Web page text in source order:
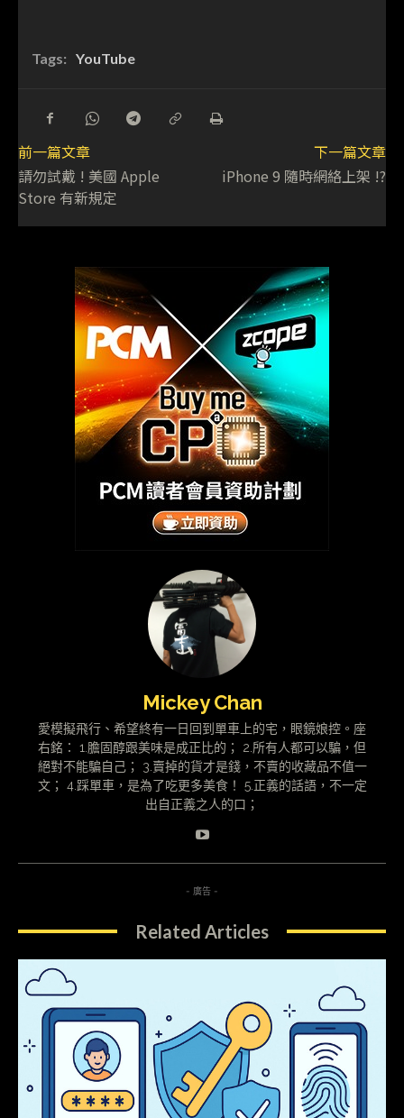
Tags: YouTube
前一篇文章
請勿試戴 ! 美國 Apple
Store 有新規定
下一篇文章
iPhone 9 隨時網絡上架 !?
Mickey Chan
愛模擬飛行、希望終有一日回到單車上的宅，眼鏡娘控。座
右銘： 1.膽固醇跟美味是成正比的； 2.所有人都可以騙，但
絕對不能騙自己； 3.賣掉的貨才是錢，不賣的收藏品不值一
文； 4.踩單車，是為了吃更多美食！ 5.正義的話語，不一定
出自正義之人的口；
- 廣告 -
Related Articles